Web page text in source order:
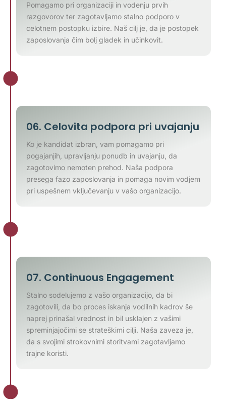
Pomagamo pri organizaciji in vodenju prvih
razgovorov ter zagotavljamo stalno podporo v
celotnem postopku izbire. Naš cilj je, da je postopek
zaposlovanja čim bolj gladek in učinkovit.
06. Celovita podpora pri uvajanju
Ko je kandidat izbran, vam pomagamo pri
pogajanjih, upravljanju ponudb in uvajanju, da
zagotovimo nemoten prehod. Naša podpora
presega fazo zaposlovanja in pomaga novim vodjem
pri uspešnem vključevanju v vašo organizacijo.
07. Continuous Engagement
Stalno sodelujemo z vašo organizacijo, da bi
zagotovili, da bo proces iskanja vodilnih kadrov še
naprej prinašal vrednost in bil usklajen z vašimi
spreminjajočimi se strateškimi cilji. Naša zaveza je,
da s svojimi strokovnimi storitvami zagotavljamo
trajne koristi.